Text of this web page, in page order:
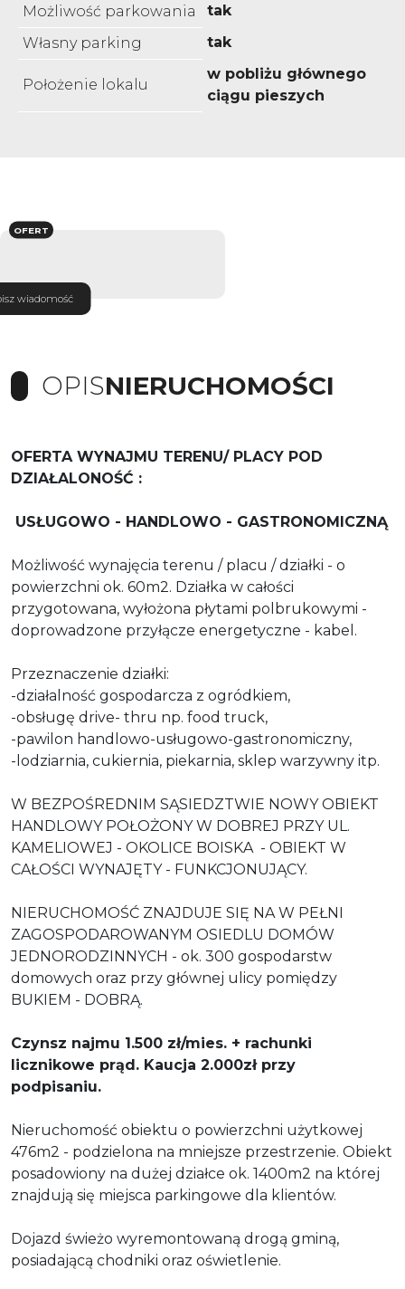
Możliwość parkowania
tak
Własny parking
tak
Położenie lokalu
w pobliżu głównego
ciągu pieszych
wiadomość
OFERT
OPISNIERUCHOMOŚCI
OFERTA WYNAJMU TERENU/ PLACY POD
DZIAŁALONOŚĆ :
USŁUGOWO - HANDLOWO - GASTRONOMICZNĄ
Możliwość wynajęcia terenu / placu / działki - o
powierzchni ok. 60m2. Działka w całości
przygotowana, wyłożona płytami polbrukowymi -
doprowadzone przyłącze energetyczne - kabel.
Przeznaczenie działki:
-działalność gospodarcza z ogródkiem,
-obsługę drive- thru np. food truck,
-pawilon handlowo-usługowo-gastronomiczny,
-lodziarnia, cukiernia, piekarnia, sklep warzywny itp.
W BEZPOŚREDNIM SĄSIEDZTWIE NOWY OBIEKT
HANDLOWY POŁOŻONY W DOBREJ PRZY UL.
KAMELIOWEJ - OKOLICE BOISKA - OBIEKT W
CAŁOŚCI WYNAJĘTY - FUNKCJONUJĄCY.
NIERUCHOMOŚĆ ZNAJDUJE SIĘ NA W PEŁNI
ZAGOSPODAROWANYM OSIEDLU DOMÓW
JEDNORODZINNYCH - ok. 300 gospodarstw
domowych oraz przy głównej ulicy pomiędzy
BUKIEM - DOBRĄ.
Czynsz najmu 1.500 zł/mies. + rachunki
licznikowe prąd. Kaucja 2.000zł przy
podpisaniu.
Nieruchomość obiektu o powierzchni użytkowej
476m2 - podzielona na mniejsze przestrzenie. Obiekt
posadowiony na dużej działce ok. 1400m2 na której
znajdują się miejsca parkingowe dla klientów.
Dojazd świeżo wyremontowaną drogą gminą,
posiadającą chodniki oraz oświetlenie.